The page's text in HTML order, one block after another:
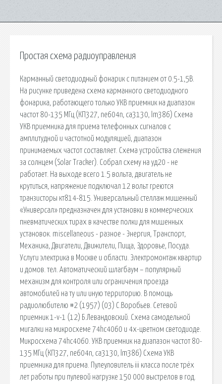
Простая схема радиоуправления
Карманный светодиодный фонарик с питанием от 0.5-1,5В.
На рисунке приведена схема карманного светодиодного
фонарика, работающего только УКВ приемник на диапазон
частот 80-135 МГц (КП327, ne604n, ca3130, lm386) Схема
УКВ приемника для приема телефонных сигналов с
амплитудной и частотной модуляцией, диапазон
принимаемых частот составляет. Схема устройства слежения
за солнцем (Solar Tracker). Собрал схему на уд20 - не
работает. На выходе всего 1.5 вольта, двигатель не
крутиться, напряжение подключал 12 вольт греются
транзисторы кт814-815. Универсальный стеллаж мишенный
«Универсал» предназначен для установки в коммерческих
пневматических тирах в качестве полки для мишенных
установок. miscellaneous - разное - Энергия, Транспорт,
Механика, Двигатели, Движители, Пища, Здоровье, Посуда.
Услуги электрика в Москве и области. Электромонтаж квартир
и домов. тел. Автоматический шлагбаум – популярный
механизм для контроля или ограничения проезда
автомобилей на ту или иную территорию. В помощь
радиолюбителю #2 (1957) (03) С.Воробьев. Сетевой
приемник 1-v-1 (12) Б.Левандовский. Схема самодельной
мигалки на микросхеме 74hc4060 и 4х-цветном светодиоде.
Микросхема 74hc4060. УКВ приемник на диапазон частот 80-
135 МГц (КП327, ne604n, ca3130, lm386) Схема УКВ
приемника для приема. Пулеуловитель iii класса после трёх
лет работы при пулевой нагрузке 150 000 выстрелов в год.